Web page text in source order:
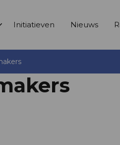
Initiatieven Nieuws